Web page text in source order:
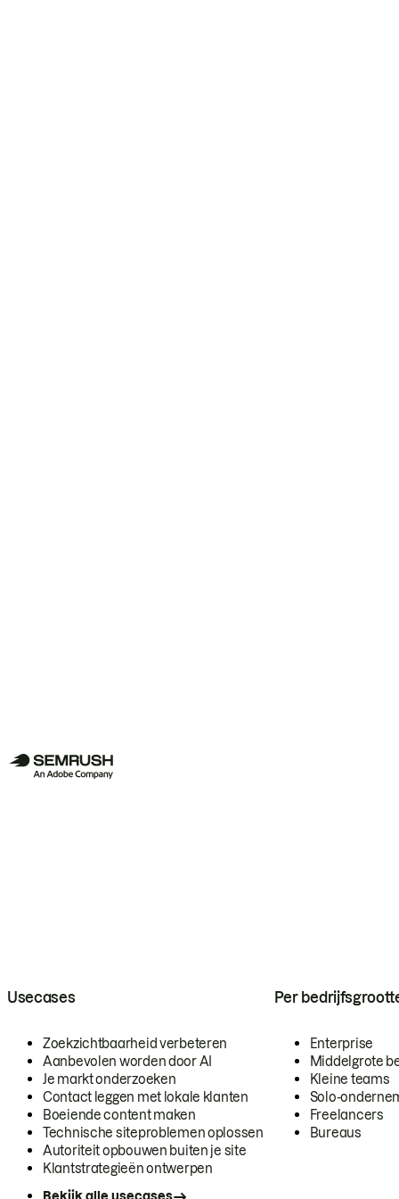
Usecases
Zoekzichtbaarheid verbeteren
Aanbevolen worden door AI
Je markt onderzoeken
Contact leggen met lokale klanten
Boeiende content maken
Technische siteproblemen oplossen
Autoriteit opbouwen buiten je site
Klantstrategieën ontwerpen
Per
Enterprise
Middelgrote
Kleine teams
Solo-
Freelancers
Bureaus